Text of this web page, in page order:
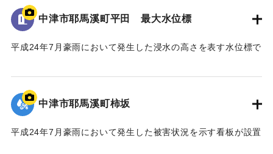
事業」を平成二十五年五月に採択し、山国川の中流部約十キ
ロ区間において、堤防整備や河道掘削などの緊急的な河川整
この間、事業の推進にあたり、地権者の皆様、地域の皆
今後、将来にわたり、山国川の美しい風景や自然の中で、
この水害の記憶が後世に引き継がれ、地域の安全・安心、水
害からの復興・発展に繋がることを心より願い、ここに銘記
｜固有コード: 09922071
中津市耶馬溪町平田 最大水位標
平成24年7月豪雨において発生した浸水の高さを表す水位標で
地面から105cmの位置に水位が示されている。
｜固有コード: 09922070
中津市耶馬溪町柿坂
平成24年7月豪雨において発生した被害状況を示す看板が設置